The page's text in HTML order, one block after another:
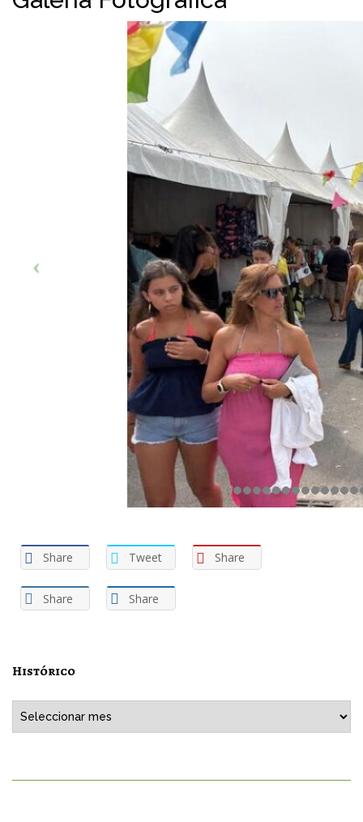
Share Tweet Share
Share Share
Histórico